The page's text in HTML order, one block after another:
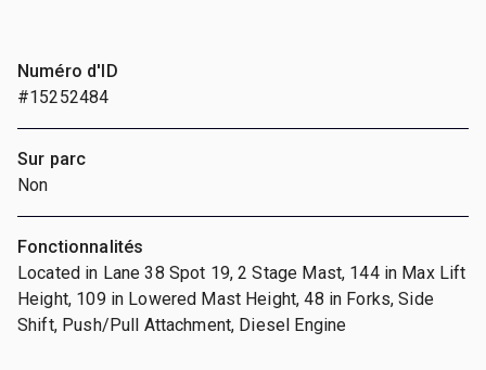
Numéro d'ID
#15252484
Sur parc
Non
Fonctionnalités
Located in Lane 38 Spot 19, 2 Stage Mast, 144 in Max Lift
Height, 109 in Lowered Mast Height, 48 in Forks, Side
Shift, Push/Pull Attachment, Diesel Engine